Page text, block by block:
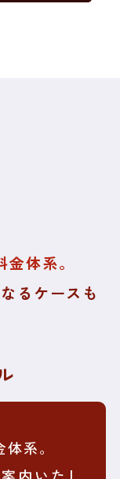
金体系。
るケースも
系。